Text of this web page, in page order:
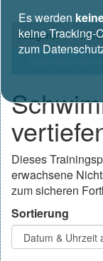
Kategorien
Dieses
erwachsene
zum sicheren
Sortierung
Es werden
keine Tracking-
zum